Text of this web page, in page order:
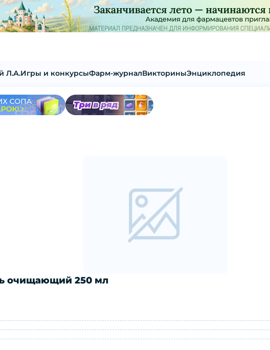
Л.А.Игры и конкурсыФарм-журналВикториныЭнциклопедия
очищающий 250 мл
очищающий 250 мл: инструкция по